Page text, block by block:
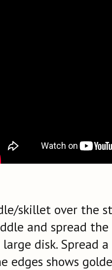
skillet over the
and spread
disk. Spread
edges shows